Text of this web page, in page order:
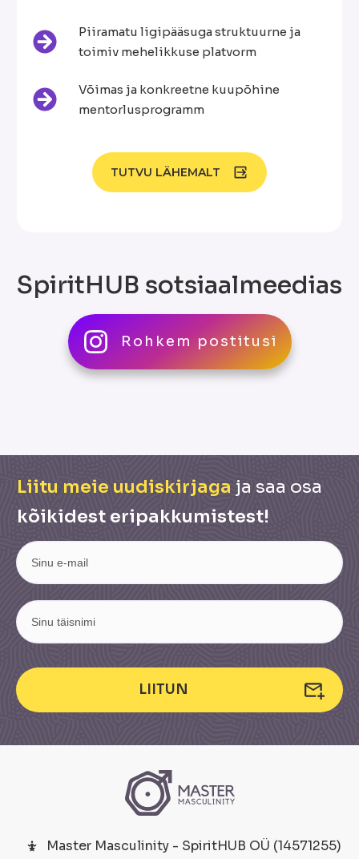
Piiramatu ligipääsuga struktuurne ja
toimiv mehelikkuse platvorm
Võimas ja konkreetne kuupõhine
mentorlusprogramm
TUTVU LÄHEMALT
SpiritHUB sotsiaalmeedias
[instagram-feed feed=1]
Rohkem postitusi
Liitu meie uudiskirjaga ja saa osa
kõikidest eripakkumistest!
LIITUN
Master Masculinity - SpiritHUB OÜ (14571255)